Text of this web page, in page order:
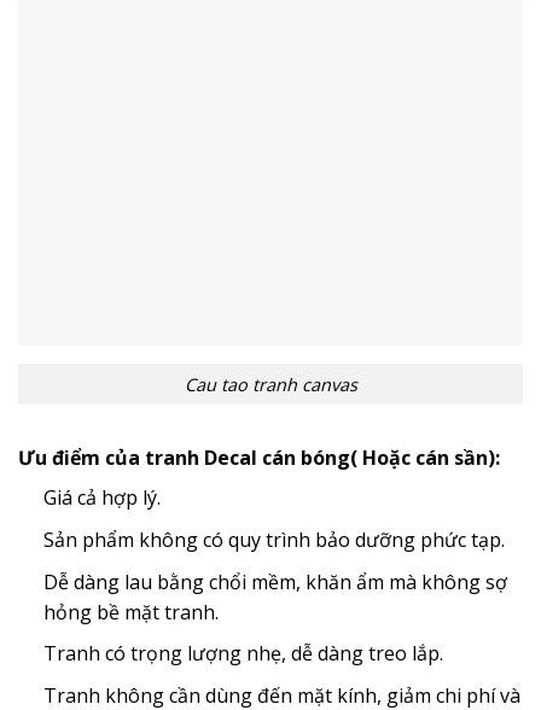
Cau tao tranh canvas
Ưu điểm của tranh Decal cán bóng( Hoặc cán sần):
Giá cả hợp lý.
Sản phẩm không có quy trình bảo dưỡng phức tạp.
Dễ dàng lau bằng chổi mềm, khăn ẩm mà không sợ
hỏng bề mặt tranh.
Tranh có trọng lượng nhẹ, dễ dàng treo lắp.
Tranh không cần dùng đến mặt kính, giảm chi phí và